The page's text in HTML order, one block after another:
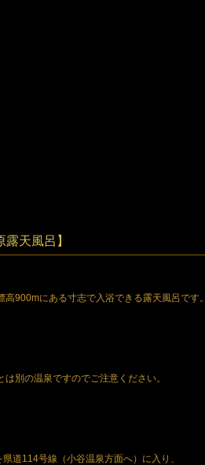
露天風呂】
900mにある寸志で入浴できる露天風呂です。
は別の温泉ですのでご注意ください。
道114号線（小谷温泉方面へ）に入り、